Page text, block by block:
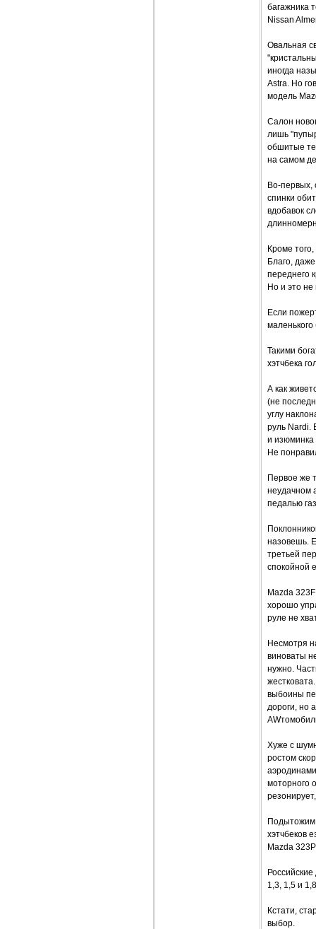
багажника
Nissan
Овальная
иногда
Astra. Но
модель
Салон
лишь
обшитые
на самом
Во-первых,
спинки
вдобавок
Кроме
Благо,
переднего
Но и это не
Если
маленького
Такими
хэтчбека
А как
(не
углу
руль Nardi.
и
Не
Первое же
неудачном
педалью
назовешь.
третьей
спокойной
Mazda
хорошо
руле не
Несмотря
виноваты
нужно.
выбоины
дороги, но
Хуже с
ростом
моторного
Подытожим
хэтчбеков
Mazda
1,3, 1,5 и
Кстати,
выбор.